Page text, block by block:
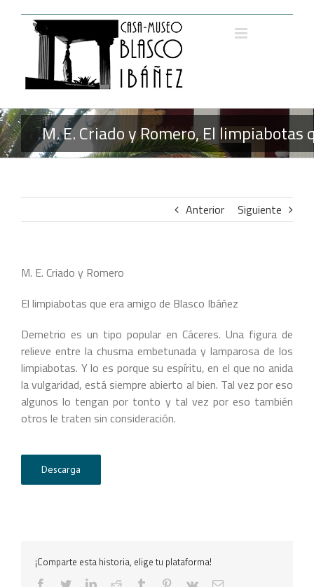
contenido
M. E. Criado y Romero, El
Anterior Siguiente
M. E. Criado y Romero
El limpiabotas que era amigo de Blasco Ibáñez
Demetrio es un tipo popular en Cáceres. Una figura de
relieve entre la chusma embetunada y lamparosa de los
limpiabotas. Y lo es porque su espíritu, en el que no anida
la vulgaridad, está siempre abierto al bien. Tal vez por eso
algunos lo tengan por tonto y tal vez por eso también
otros le traten sin consideración.
Descarga
¡Comparte esta historia, elige tu plataforma!
facebooktwitterlinkedinreddit tumblr pinterest
vk
Correo